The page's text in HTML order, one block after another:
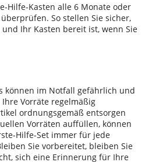
Hilfe-Kasten alle 6 Monate oder
So stellen Sie sicher,
Ihr Kasten bereit ist, wenn Sie
können im Notfall gefährlich und
Vorräte regelmäßig
ordnungsgemäß entsorgen
Vorräten auffüllen, können
Hilfe-Set immer für jede
Sie vorbereitet, bleiben Sie
sich eine Erinnerung für Ihre